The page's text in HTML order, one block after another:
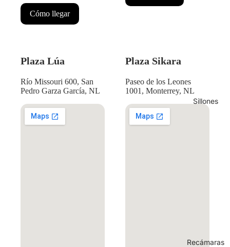
Sillones
Recámaras
Cómo llegar
Plaza Lúa
Río Missouri 600, San
Pedro Garza García, NL
Plaza Sikara
Paseo de los Leones
1001, Monterrey, NL